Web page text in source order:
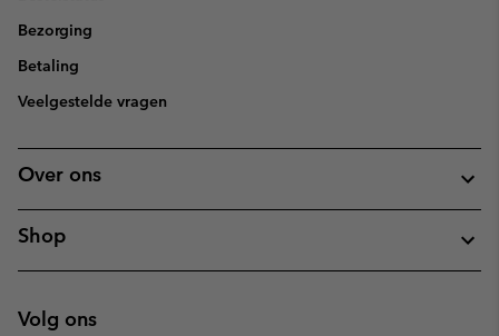
Bezorging
Betaling
Veelgestelde vragen
Over ons
Shop
Volg ons